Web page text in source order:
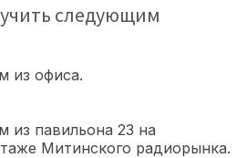
следующим
из офиса.
из павильона 23 на
Митинского радиорынка.